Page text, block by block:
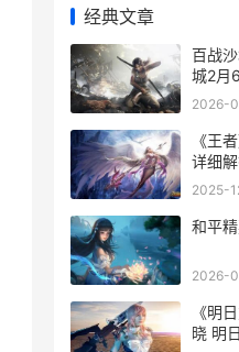
经典文章
百战
城2月
2026-
《王
详细
试玩
2025-
和平
2026-
《明
晓 明